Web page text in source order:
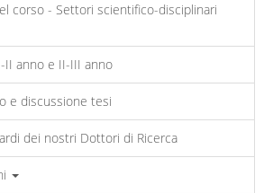
corso - Settori scientifico-disciplinari
II anno e II-III anno
e discussione tesi
dei nostri Dottori di Ricerca